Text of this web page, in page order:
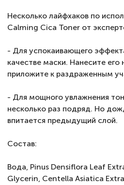
Несколько лайфхаков по
Calming Cica Toner от
- Для успокаивающего
качестве маски. Нанесите его
приложите к раздраженным
- Для мощного увлажнения
несколько раз подряд. Но
впитается предыдущий слой.
Состав:
Вода, Pinus Densiflora Leaf
Glycerin, Centella Asiatica